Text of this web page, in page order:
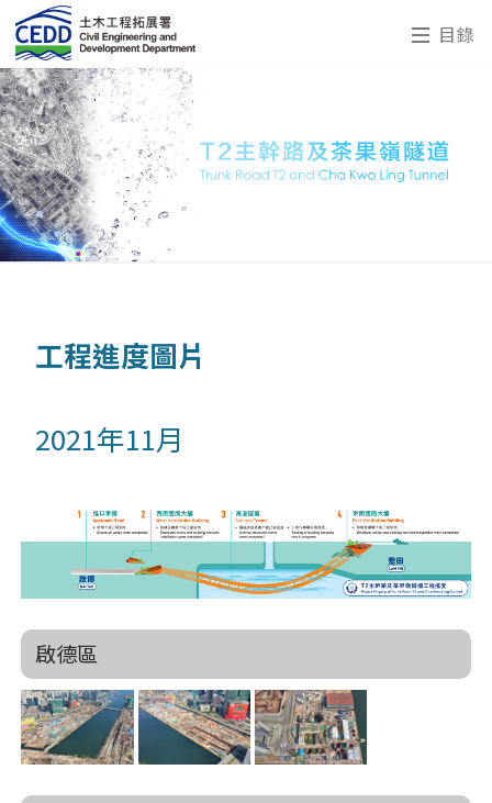
目錄
工程進度圖片
2021年11月
啟德區